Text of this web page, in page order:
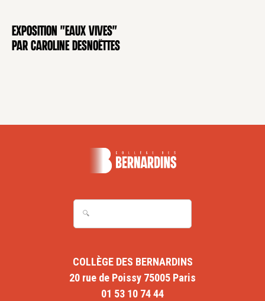
EXPOSITION
Exposition "Eaux Vives"
par Caroline Desnoëttes
COLLÈGE DES BERNARDINS
20 rue de Poissy 75005 Paris
01 53 10 74 44